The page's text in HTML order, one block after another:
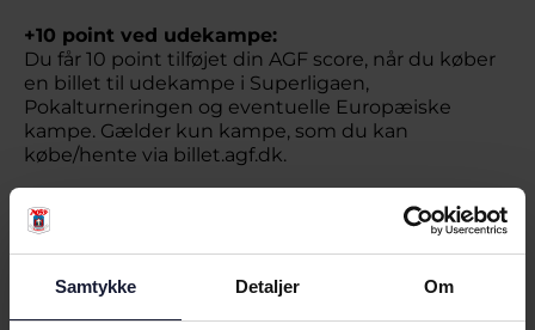
Samtykke Detaljer Om
+10 point ved udekampe:
Du får 10 point tilføjet din AGF score, når du køber
en billet til udekampe i Superligaen,
Pokalturneringen og eventuelle Europæiske
kampe. Gælder kun kampe, som du kan
købe/hente via billet.agf.dk.
-5 point ved udeblivelse:
Du får fratrukket 5 point, hvis du har trukket en
billet via dit billet- eller reservationsabonnement,
men udebliver.
Din AGF Score udregnes løbende på baggrund af